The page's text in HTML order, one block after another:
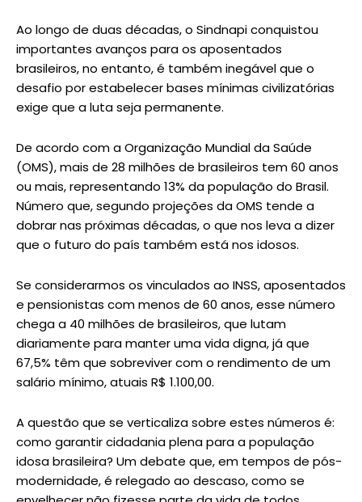
Ao longo de duas décadas, o Sindnapi conquistou
importantes avanços para os aposentados
brasileiros, no entanto, é também inegável que o
desafio por estabelecer bases mínimas civilizatórias
exige que a luta seja permanente.
De acordo com a Organização Mundial da Saúde
(OMS), mais de 28 milhões de brasileiros tem 60 anos
ou mais, representando 13% da população do Brasil.
Número que, segundo projeções da OMS tende a
dobrar nas próximas décadas, o que nos leva a dizer
que o futuro do país também está nos idosos.
Se considerarmos os vinculados ao INSS, aposentados
e pensionistas com menos de 60 anos, esse número
chega a 40 milhões de brasileiros, que lutam
diariamente para manter uma vida digna, já que
67,5% têm que sobreviver com o rendimento de um
salário mínimo, atuais R$ 1.100,00.
A questão que se verticaliza sobre estes números é:
como garantir cidadania plena para a população
idosa brasileira? Um debate que, em tempos de pós-
modernidade, é relegado ao descaso, como se